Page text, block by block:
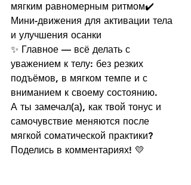
мягким равномерным ритмом✔️
Мини-движения для активации тела
и улучшения осанки
✨ Главное — всё делать с
уважением к телу: без резких
подъёмов, в мягком темпе и с
вниманием к своему состоянию.
А ты замечал(а), как твой тонус и
самочувствие меняются после
мягкой соматической практики?
Поделись в комментариях! 💛